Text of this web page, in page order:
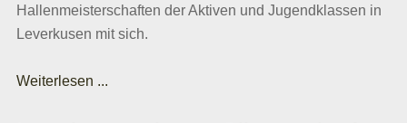
Hallenmeisterschaften der Aktiven und Jugendklassen in
Leverkusen mit sich.
Weiterlesen ...